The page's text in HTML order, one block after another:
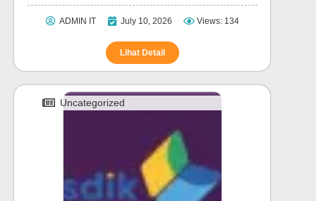
ADMIN IT July 10, 2026 Views: 134
Lihat Detail
Uncategorized